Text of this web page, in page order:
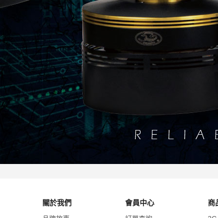
關於我們 會員中心 商